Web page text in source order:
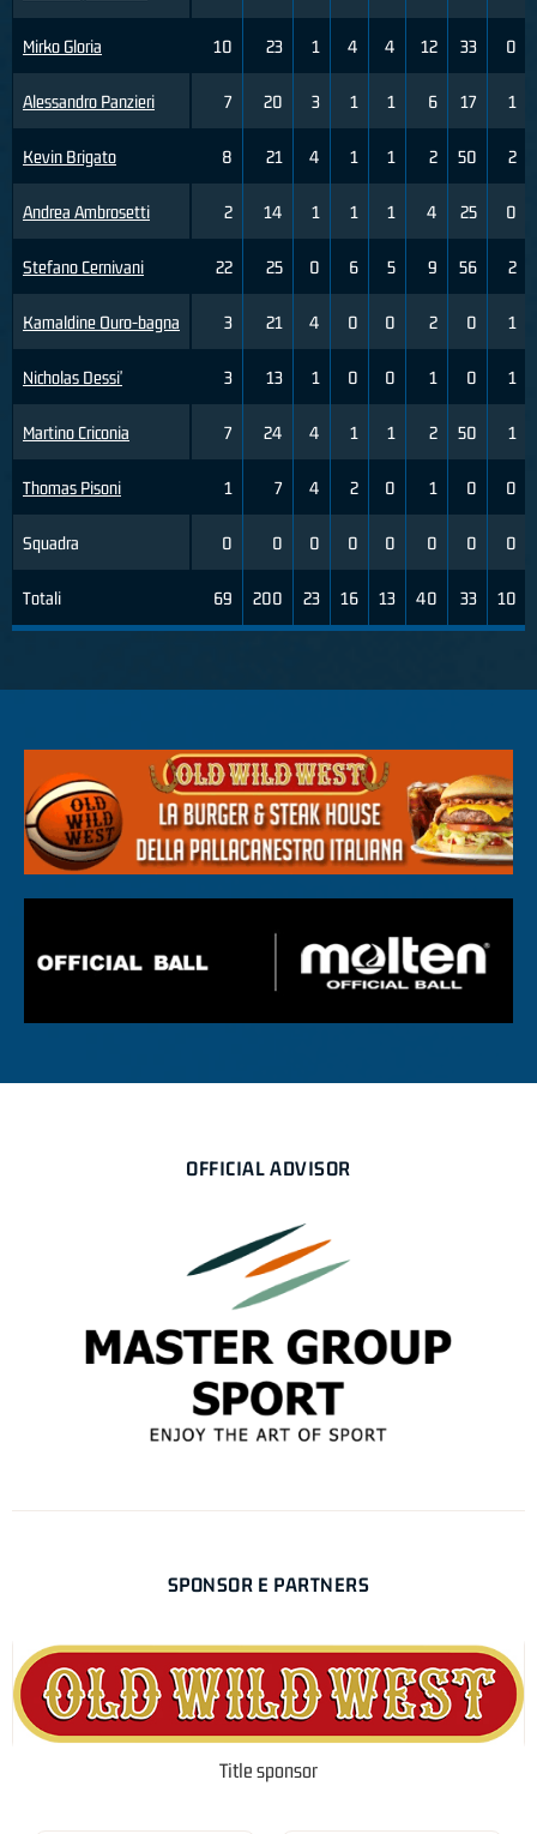
Mirko Gloria
Alessandro Panzieri
Kevin Brigato
Andrea Ambrosetti
Stefano Cernivani
Kamaldine Ouro-bagna
Nicholas Dessi'
Martino Criconia
Thomas Pisoni
Squadra
Totali
10 23 1 4 4 12 33 0
7 20 3 1 1 6 17 1
8 21 4 1 1 2 50 2
2 14 1 1 1 4 25 0
22 25 0 6 5 9 56 2
3 21 4 0 0 2 0 1
3 13 1 0 0 1 0 1
7 24 4 1 1 2 50 1
1 7 4 2 0 1 0 0
0 0 0 0 0 0 0 0
69 200 23 16 13 40 33 10
OFFICIAL ADVISOR
SPONSOR E PARTNERS
Title sponsor